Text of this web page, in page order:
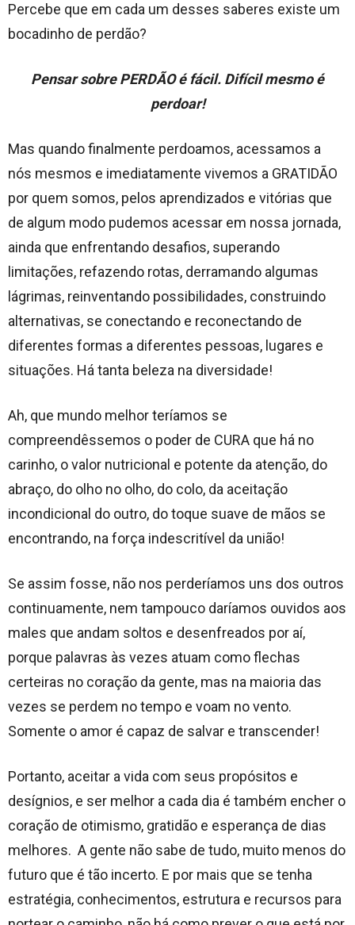
Percebe que em cada um desses saberes existe um
bocadinho de perdão?
Pensar sobre PERDÃO é fácil. Difícil mesmo é
perdoar!
Mas quando finalmente perdoamos, acessamos a
nós mesmos e imediatamente vivemos a GRATIDÃO
por quem somos, pelos aprendizados e vitórias que
de algum modo pudemos acessar em nossa jornada,
ainda que enfrentando desafios, superando
limitações, refazendo rotas, derramando algumas
lágrimas, reinventando possibilidades, construindo
alternativas, se conectando e reconectando de
diferentes formas a diferentes pessoas, lugares e
situações. Há tanta beleza na diversidade!
Ah, que mundo melhor teríamos se
compreendêssemos o poder de CURA que há no
carinho, o valor nutricional e potente da atenção, do
abraço, do olho no olho, do colo, da aceitação
incondicional do outro, do toque suave de mãos se
encontrando, na força indescritível da união!
Se assim fosse, não nos perderíamos uns dos outros
continuamente, nem tampouco daríamos ouvidos aos
males que andam soltos e desenfreados por aí,
porque palavras às vezes atuam como flechas
certeiras no coração da gente, mas na maioria das
vezes se perdem no tempo e voam no vento.
Somente o amor é capaz de salvar e transcender!
Portanto, aceitar a vida com seus propósitos e
desígnios, e ser melhor a cada dia é também encher o
coração de otimismo, gratidão e esperança de dias
melhores. A gente não sabe de tudo, muito menos do
futuro que é tão incerto. E por mais que se tenha
estratégia, conhecimentos, estrutura e recursos para